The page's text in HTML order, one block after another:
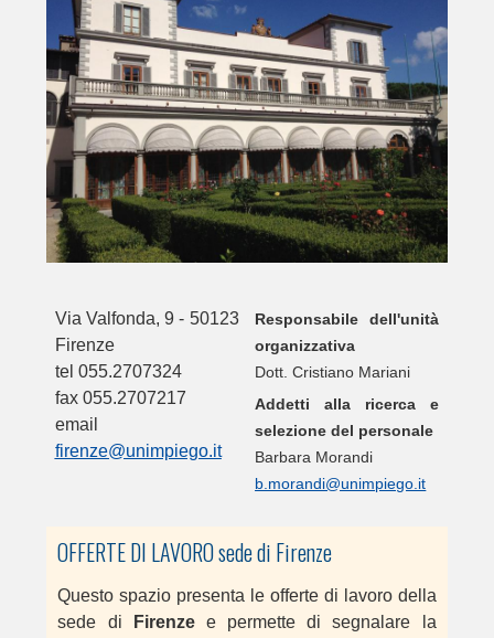
Via Valfonda, 9 - 50123
Firenze
tel 055.2707324
fax 055.2707217
email
firenze@unimpiego.it
Responsabile dell'unità
organizzativa
Dott. Cristiano Mariani
Addetti alla ricerca e
selezione del personale
Barbara Morandi
b.morandi@unimpiego.it
OFFERTE DI LAVORO sede di Firenze
Questo spazio presenta le offerte di lavoro della
sede di
Firenzee permette di segnalare la